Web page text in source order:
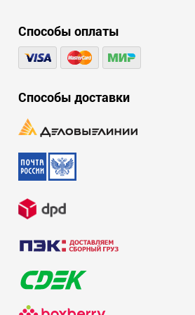
Способы оплаты
Способы доставки